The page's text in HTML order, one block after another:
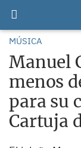
MÚSICA
Manuel
menos
para su
Cartuja